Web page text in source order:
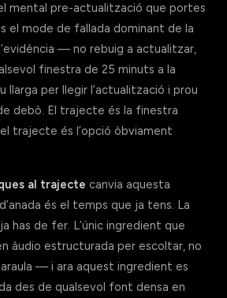
mental pre-actualització que portes
el mode de fallada dominant de la
— no rebuig a actualitzar,
finestra de 25 minuts a la
llarga per llegir l’actualització i prou
debò. El trajecte és la finestra
trajecte és l’opció òbviament
al trajecte canvia aquesta
és el temps que ja tens. La
has de fer. L’únic ingredient que
àudio estructurada per escoltar, no
— i ara aquest ingredient es
des de qualsevol font densa en